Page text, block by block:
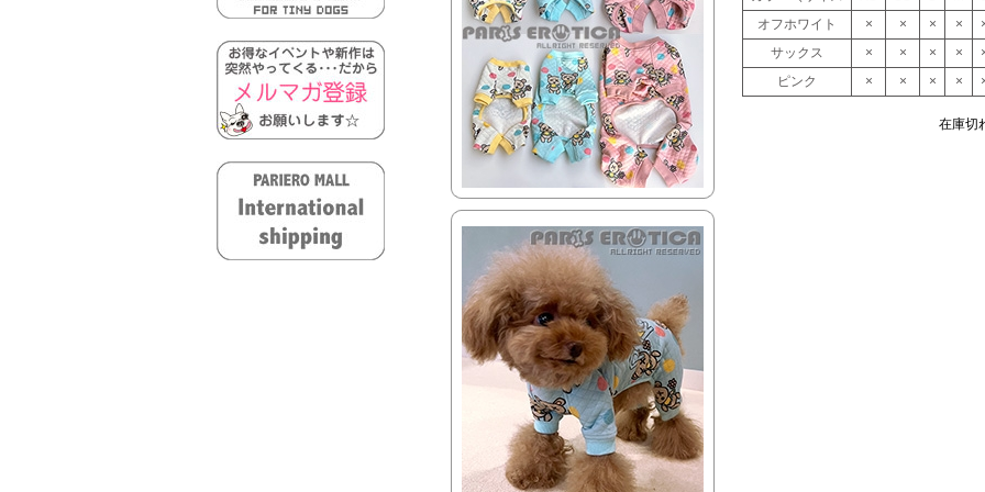
オフホワイト
× × × ×
サックス
× × × ×
ピンク
× × × ×
在庫切